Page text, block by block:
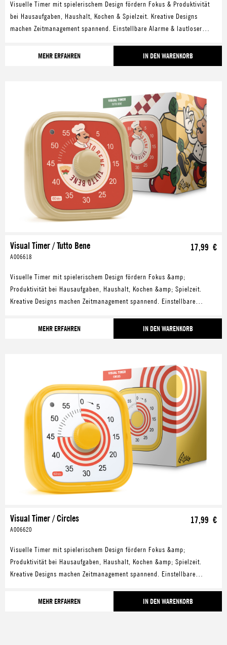
Visuelle Timer mit spielerischem Design fördern Fokus & Produktivität
bei Hausaufgaben, Haushalt, Kochen & Spielzeit. Kreative Designs
machen Zeitmanagement spannend. Einstellbare Alarme & lautloser
MEHR ERFAHREN
IN DEN WARENKORB
Visual Timer / Tutto Bene
A006618
17,99 €
Visuelle Timer mit spielerischem Design fördern Fokus &amp;
Produktivität bei Hausaufgaben, Haushalt, Kochen &amp; Spielzeit.
Kreative Designs machen Zeitmanagement spannend. Einstellbare
MEHR ERFAHREN
IN DEN WARENKORB
Visual Timer / Circles
A006620
17,99 €
Visuelle Timer mit spielerischem Design fördern Fokus &amp;
Produktivität bei Hausaufgaben, Haushalt, Kochen &amp; Spielzeit.
Kreative Designs machen Zeitmanagement spannend. Einstellbare
MEHR ERFAHREN
IN DEN WARENKORB